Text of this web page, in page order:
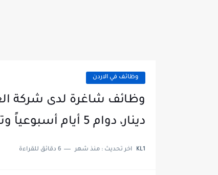
وظائف في الاردن
دينار، دوام 5 أيام أسبوعياً وتعيين مباشر
KL1 اخر تحديث : منذ شهر 6 دقائق للقراءة